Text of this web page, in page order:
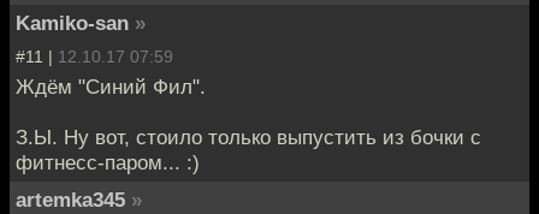
Kamiko-san »
#11 | 12.10.17 07:59
Ждём "Синий Фил".
З.Ы. Ну вот, стоило только выпустить из бочки с
фитнесс-паром... :)
artemka345 »